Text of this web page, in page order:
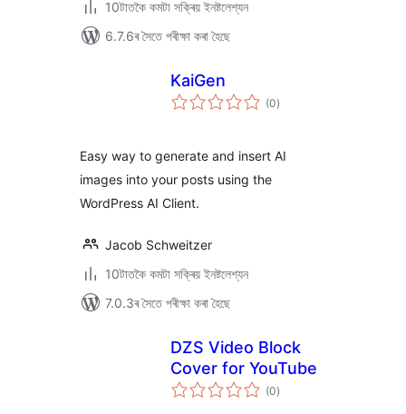
10টাতকৈ কমটা সক্ৰিয় ইনষ্টলেশ্যন
6.7.6ৰ সৈতে পৰীক্ষা কৰা হৈছে
KaiGen
(0টা
মুঠ)
Easy way to generate and insert AI
images into your posts using the
WordPress AI Client.
Jacob Schweitzer
10টাতকৈ কমটা সক্ৰিয় ইনষ্টলেশ্যন
7.0.3ৰ সৈতে পৰীক্ষা কৰা হৈছে
DZS Video Block
Cover for YouTube
(0টা
মুঠ)